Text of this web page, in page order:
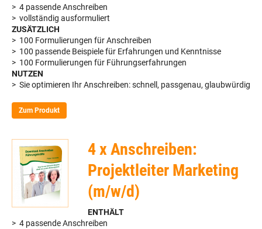
> 4 passende Anschreiben
> vollständig ausformuliert
ZUSÄTZLICH
> 100 Formulierungen für Anschreiben
> 100 passende Beispiele für Erfahrungen und Kenntnisse
> 100 Formulierungen für Führungserfahrungen
NUTZEN
> Sie optimieren Ihr Anschreiben: schnell, passgenau, glaubwürdig
Zum Produkt
4 x Anschreiben:
Projektleiter Marketing
(m/w/d)
ENTHÄLT
> 4 passende Anschreiben